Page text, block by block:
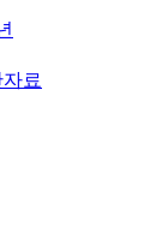
료